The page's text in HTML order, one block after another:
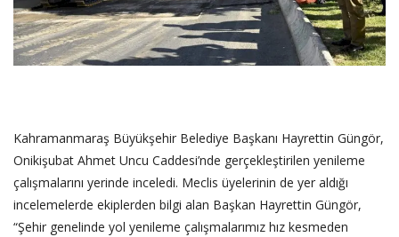
Kahramanmaraş Büyükşehir Belediye Başkanı Hayrettin Güngör,
Onikişubat Ahmet Uncu Caddesi’nde gerçekleştirilen yenileme
çalışmalarını yerinde inceledi. Meclis üyelerinin de yer aldığı
incelemelerde ekiplerden bilgi alan Başkan Hayrettin Güngör,
“Şehir genelinde yol yenileme çalışmalarımız hız kesmeden